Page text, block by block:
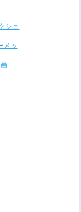
ショ
メッ